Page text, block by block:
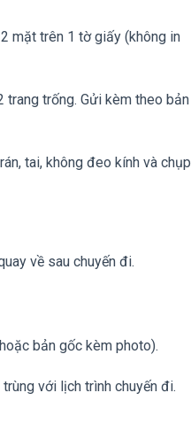
mặt trên 1 tờ giấy (không in
trang trống. Gửi kèm theo bản
tai, không đeo kính và chụp
về sau chuyến đi.
bản gốc kèm photo).
với lịch trình chuyến đi.